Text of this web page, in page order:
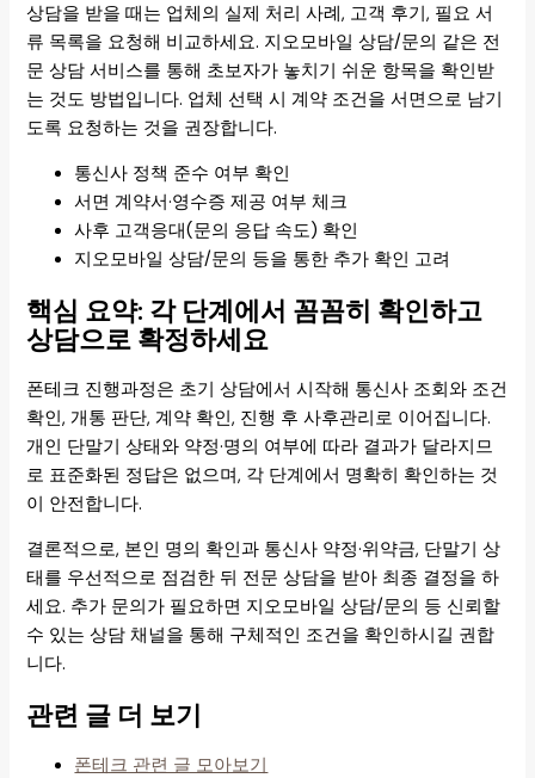
상담을 받을 때는 업체의 실제 처리 사례, 고객 후기, 필요 서
류 목록을 요청해 비교하세요. 지오모바일 상담/문의 같은 전
문 상담 서비스를 통해 초보자가 놓치기 쉬운 항목을 확인받
는 것도 방법입니다. 업체 선택 시 계약 조건을 서면으로 남기
도록 요청하는 것을 권장합니다.
통신사 정책 준수 여부 확인
서면 계약서·영수증 제공 여부 체크
사후 고객응대(문의 응답 속도) 확인
지오모바일 상담/문의 등을 통한 추가 확인 고려
핵심 요약: 각 단계에서 꼼꼼히 확인하고
상담으로 확정하세요
폰테크 진행과정은 초기 상담에서 시작해 통신사 조회와 조건
확인, 개통 판단, 계약 확인, 진행 후 사후관리로 이어집니다.
개인 단말기 상태와 약정·명의 여부에 따라 결과가 달라지므
로 표준화된 정답은 없으며, 각 단계에서 명확히 확인하는 것
이 안전합니다.
결론적으로, 본인 명의 확인과 통신사 약정·위약금, 단말기 상
태를 우선적으로 점검한 뒤 전문 상담을 받아 최종 결정을 하
세요. 추가 문의가 필요하면 지오모바일 상담/문의 등 신뢰할
수 있는 상담 채널을 통해 구체적인 조건을 확인하시길 권합
니다.
관련 글 더 보기
폰테크 관련 글 모아보기